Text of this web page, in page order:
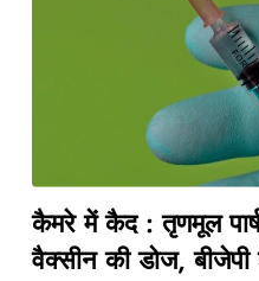
कैमरे में कैद : तृणमूल
वैक्सीन की डोज, बीजेपी